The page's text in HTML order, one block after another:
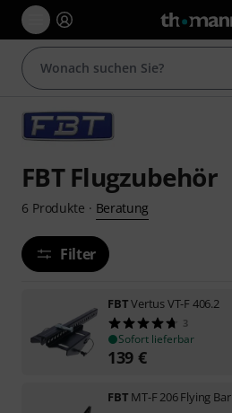
FBT Flugzubehör
6 Produkte · Beratung
Filter
FBTVertus VT-F 406.2
3
Sofort lieferbar
139 €
FBT MT-F 206 Flying Bar